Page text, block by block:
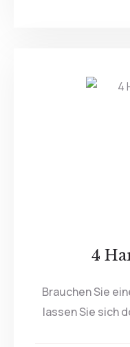
4
Brauchen Sie
lassen Sie sich